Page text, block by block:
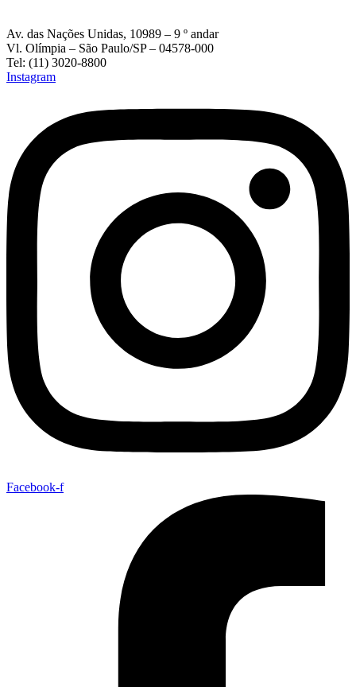
Av. das Nações Unidas, 10989 – 9 º andar
Vl. Olímpia – São Paulo/SP – 04578-000
Tel: (11) 3020-8800
Instagram
Facebook-f